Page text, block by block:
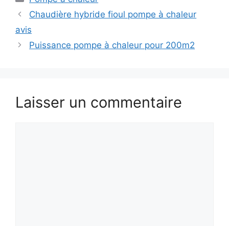
Chaudière hybride fioul pompe à chaleur
avis
Puissance pompe à chaleur pour 200m2
Laisser un commentaire